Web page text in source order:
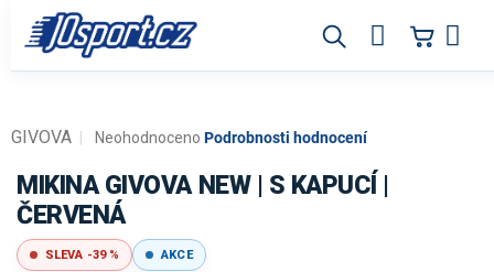
obsah
Průměrné
produktu
je
0,0
z
5
Neohodnoceno Podrobnosti hodnocení
GIVOVA
MIKINA GIVOVA NEW | S KAPUCÍ |
ČERVENÁ
SLEVA -39 % AKCE